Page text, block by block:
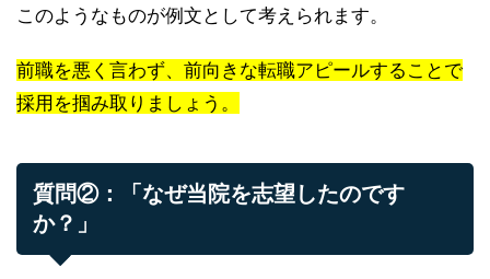
このようなものが例文として考えられます。
前職を悪く言わず、前向きな転職アピールすることで
採用を掴み取りましょう。
質問②：「なぜ当院を志望したのです
か？」